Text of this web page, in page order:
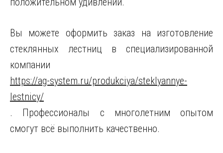
Вы можете оформить заказ на изготовление
стеклянных лестниц в специализированной
компании
https://ag-system.ru/produkciya/steklyannye-
lestnicy/
. Профессионалы с многолетним опытом
смогут всё выполнить качественно.